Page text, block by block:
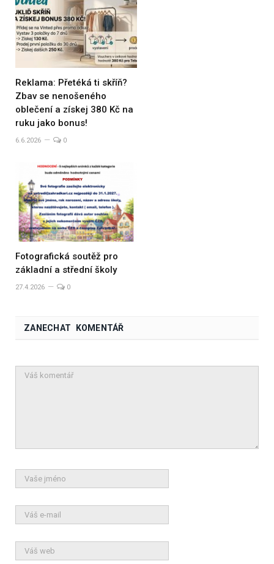
Reklama: Přetéká ti skříň?
Zbav se nenošeného
oblečení a získej 380 Kč na
ruku jako bonus!
6.6.2026 0
Fotografická soutěž pro
základní a střední školy
27.4.2026 0
ZANECHAT KOMENTÁŘ